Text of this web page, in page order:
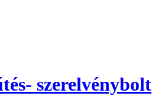
szerelvénybolt